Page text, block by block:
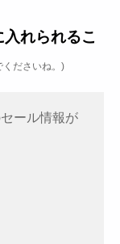
れられるこ
くださいね。)
ール情報が